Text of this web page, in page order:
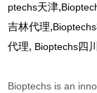
ptechs天津,
吉林代理,Bioptechs
代理, Bioptechs四
Bioptechs is an